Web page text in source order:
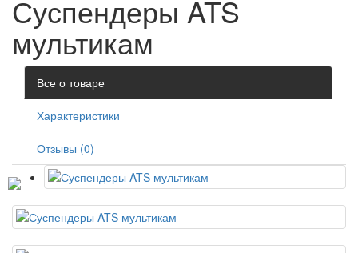
Суспендеры ATS
мультикам
Все о товаре
Характеристики
Отзывы (0)